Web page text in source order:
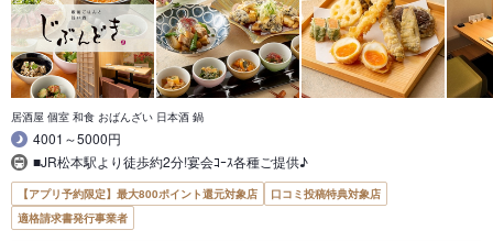
居酒屋 個室 和食 おばんざい 日本酒 鍋
4001～5000円
■JR松本駅より徒歩約2分!宴会ｺｰｽ各種ご提供♪
【アプリ予約限定】最大800ポイント還元対象店
口コミ投稿特典対象店
適格請求書発行事業者